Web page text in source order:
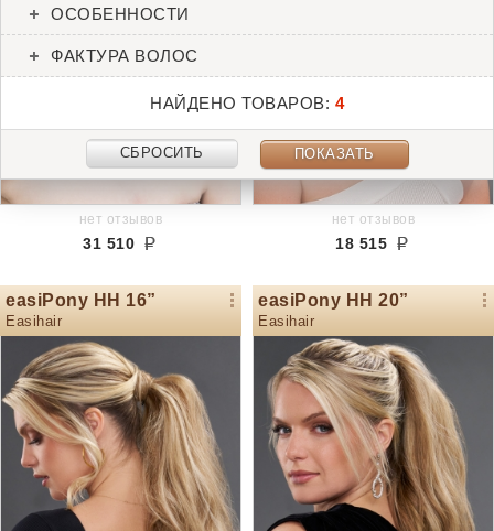
ОСОБЕННОСТИ
ФАКТУРА ВОЛОС
НАЙДЕНО ТОВАРОВ: 4
СБРОСИТЬ ПОКАЗАТЬ
нет отзывов
31 510
нет отзывов
18 515
easiPony HH 16”
Easihair
easiPony HH 20”
Easihair